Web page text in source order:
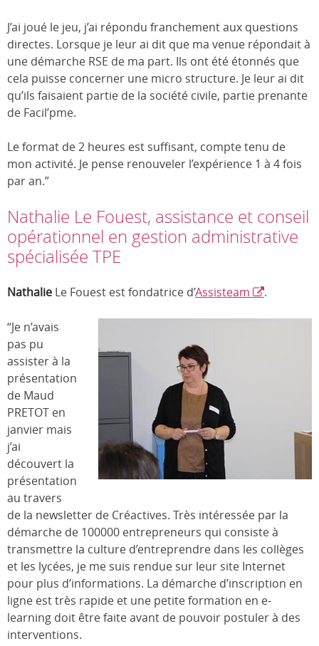
J’ai joué le jeu, j’ai répondu franchement aux questions
directes. Lorsque je leur ai dit que ma venue répondait à
une démarche RSE de ma part. Ils ont été étonnés que
cela puisse concerner une micro structure. Je leur ai dit
qu’ils faisaient partie de la société civile, partie prenante
de Facil’pme.
Le format de 2 heures est suffisant, compte tenu de
mon activité. Je pense renouveler l’expérience 1 à 4 fois
par an.”
Nathalie Le Fouest, assistance et conseil
opérationnel en gestion administrative
spécialisée TPE
Nathalie Le Fouest est fondatrice d’Assisteam .
“Je n’avais
pas pu
assister à la
présentation
de Maud
PRETOT en
janvier mais
j’ai
découvert la
présentation
au travers
de la newsletter de Créactives. Très intéressée par la
démarche de 100000 entrepreneurs qui consiste à
transmettre la culture d’entreprendre dans les collèges
et les lycées, je me suis rendue sur leur site Internet
pour plus d’informations. La démarche d’inscription en
ligne est très rapide et une petite formation en e-
learning doit être faite avant de pouvoir postuler à des
interventions.